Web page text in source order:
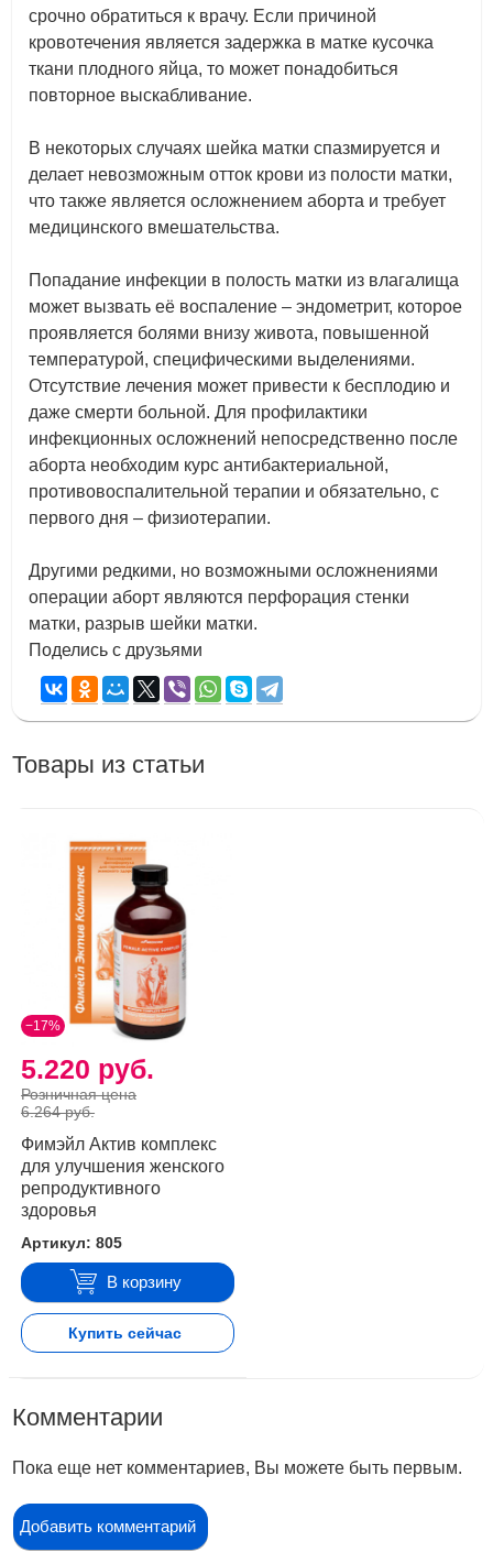
срочно обратиться к врачу. Если причиной
кровотечения является задержка в матке кусочка
ткани плодного яйца, то может понадобиться
повторное выскабливание.
В некоторых случаях шейка матки спазмируется и
делает невозможным отток крови из полости матки,
что также является осложнением аборта и требует
медицинского вмешательства.
Попадание инфекции в полость матки из влагалища
может вызвать её воспаление – эндометрит, которое
проявляется болями внизу живота, повышенной
температурой, специфическими выделениями.
Отсутствие лечения может привести к бесплодию и
даже смерти больной. Для профилактики
инфекционных осложнений непосредственно после
аборта необходим курс антибактериальной,
противовоспалительной терапии и обязательно, с
первого дня – физиотерапии.
Другими редкими, но возможными осложнениями
операции аборт являются перфорация стенки
матки, разрыв шейки матки.
Поделись с друзьями
Товары из статьи
−17%
5.220 руб.
Розничная цена
6.264 руб.
Фимэйл Актив комплекс
для улучшения женского
репродуктивного
здоровья
Артикул: 805
В корзину
Купить сейчас
Комментарии
Пока еще нет комментариев, Вы можете быть первым.
Добавить комментарий